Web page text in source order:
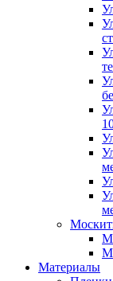
Материалы